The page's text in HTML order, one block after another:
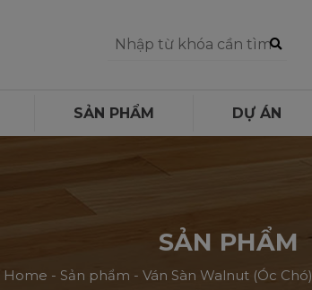
SẢN PHẨM DỰ ÁN
SẢN PHẨM
Home - Sản phẩm - Ván Sàn Walnut (Óc Chó)